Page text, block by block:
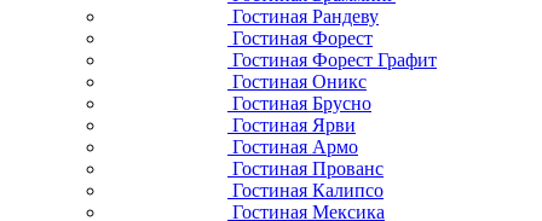
Гостиная Рандеву
Гостиная Форест
Гостиная Форест Графит
Гостиная Оникс
Гостиная Брусно
Гостиная Ярви
Гостиная Армо
Гостиная Прованс
Гостиная Калипсо
Гостиная Мексика